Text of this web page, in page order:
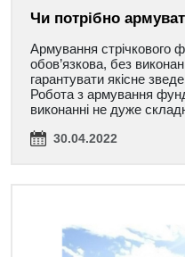
Чи потрібно
Армування стрічкового
обов’язкова, без
гарантувати якісне
Робота з армування
виконанні не дуже
30.04.2022